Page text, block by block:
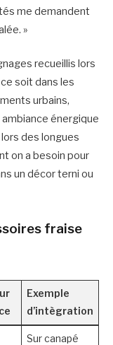
me demandent
»
recueillis lors
soit dans les
urbains,
ambiance énergique
des longues
on a besoin pour
un décor terni ou
fraise
Exemple
d’intègration
Sur canapé